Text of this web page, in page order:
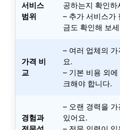
서비스
범위
공하는지 확인하
– 추가 서비스가
금도 확인해 보
가격 비
교
– 여러 업체의
요.
– 기본 비용 외
크해야 합니다.
경험과
– 오랜 경력을
있어요.